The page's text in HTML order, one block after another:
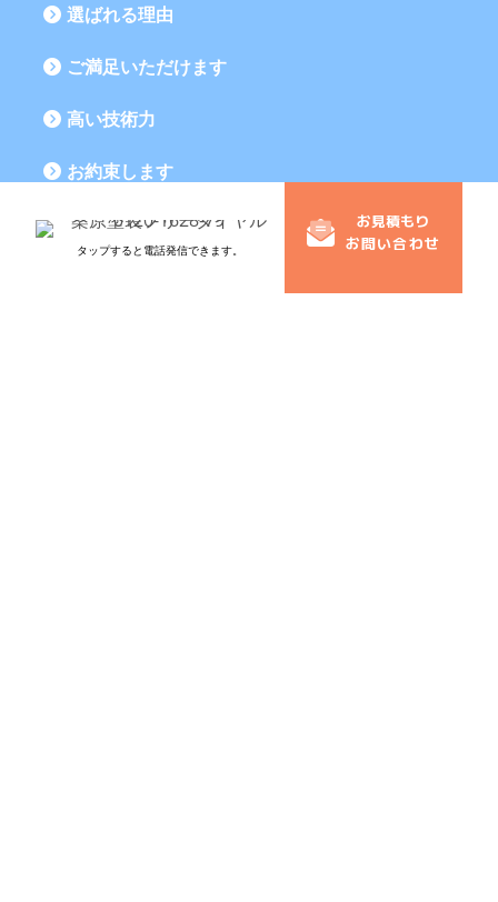
選ばれる理由
ご満足いただけます
高い技術力
お約束します
施工の流れ
タップすると電話発信できます。
お見積もり
お問い合わせ